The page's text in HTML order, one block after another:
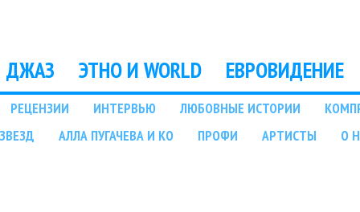
ДЖАЗ ЭТНО И WORLD ЕВРОВИДЕНИЕ
РЕЦЕНЗИИ ИНТЕРВЬЮ ЛЮБОВНЫЕ ИСТОРИИ
АЛЛА ПУГАЧЕВА И КО ПРОФИ АРТИСТЫ О